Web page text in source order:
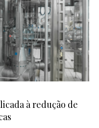
à redução de